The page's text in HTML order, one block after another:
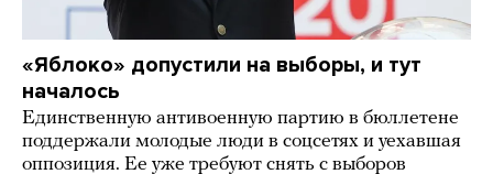
«Яблоко» допустили на выборы, и тут
началось
Единственную антивоенную партию в бюллетене
поддержали молодые люди в соцсетях и уехавшая
оппозиция. Ее уже требуют снять с выборов